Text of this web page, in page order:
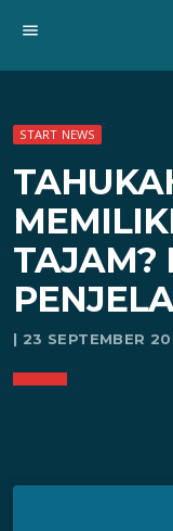
menu
START NEWS
TAJAM?
| 23 SEPTEMBER